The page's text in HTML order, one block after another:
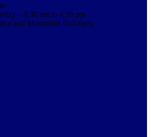
– 8.30 am to 4.30 pm
and Mercantile Holidays)